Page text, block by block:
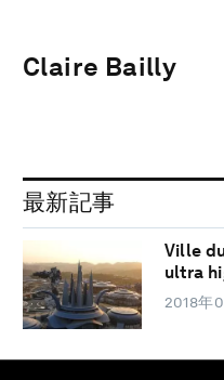
Claire Bailly
最新記事
Ville
ultra
2018年